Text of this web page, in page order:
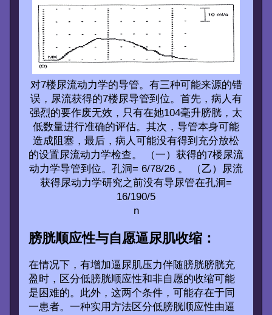
对7楼尿流动力学的导管。有三种可能来源的错
误，尿流获得的7楼尿导管到位。首先，病人有
强烈的要作废无效，只有在她104毫升膀胱，太
低数量进行准确的评估。其次，导管本身可能
造成阻塞，最后，病人可能没有得到充分放松
的设置尿流动力学检查。 （一）获得的7楼尿流
动力学导管到位。孔洞= 6/78/26 。 （乙）尿流
获得尿动力学研究之前没有导尿管在孔洞=
16/190/5
n
膀胱顺应性与自愿逼尿肌收缩：
在情况下，有增加逼尿肌压力伴随膀胱膀胱充
盈时，区分低膀胱顺应性和非自愿的收缩可能
是困难的。此外，这两个条件，可能存在于同
一患者。一种实用方法区分低膀胱顺应性由逼